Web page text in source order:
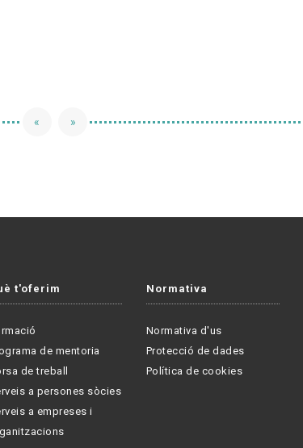
« »
t'oferim
de mentoria
de treball
a persones sòcies
a empreses i
Normativa
Normativa d'us
Protecció de dades
Política de cookies